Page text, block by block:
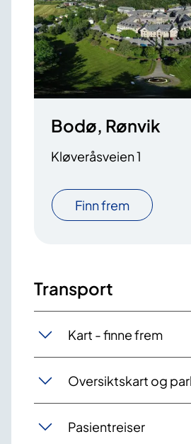
Bodø, Rønvik
Kløveråsveien 1
Finn frem
Transport
Kart - finne frem
Oversiktskart og
Pasientreiser